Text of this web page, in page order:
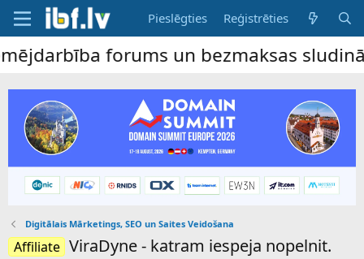
Pieslēgties Reģistrēties
forums un bezmaksas
Digitālais Mārketings, SEO un Saites Veidošana
Affiliate ViraDyne - katram iespeja nopelnit.